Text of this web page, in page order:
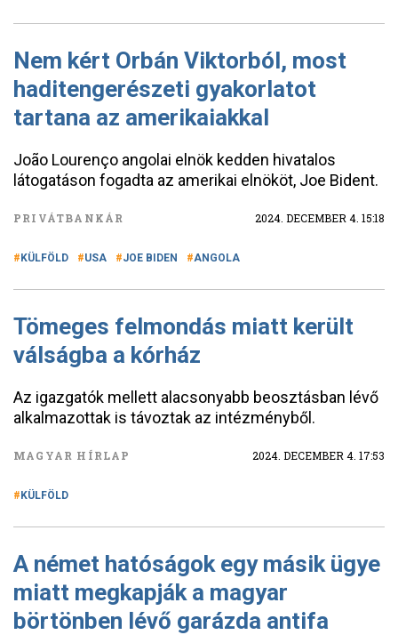
Nem kért Orbán Viktorból, most
haditengerészeti gyakorlatot
tartana az amerikaiakkal
João Lourenço angolai elnök kedden hivatalos
látogatáson fogadta az amerikai elnököt, Joe Bident.
PRIVÁTBANKÁR 2024. DECEMBER 4. 15:18
KÜLFÖLD USA JOE BIDEN ANGOLA
Tömeges felmondás miatt került
válságba a kórház
Az igazgatók mellett alacsonyabb beosztásban lévő
alkalmazottak is távoztak az intézményből.
MAGYAR HÍRLAP 2024. DECEMBER 4. 17:53
KÜLFÖLD
A német hatóságok egy másik ügye
miatt megkapják a magyar
börtönben lévő garázda antifa